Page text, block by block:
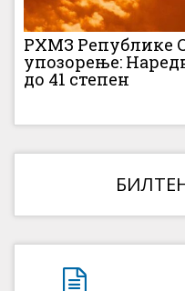
РХМЗ Републике
упозорење:
до 41 степен